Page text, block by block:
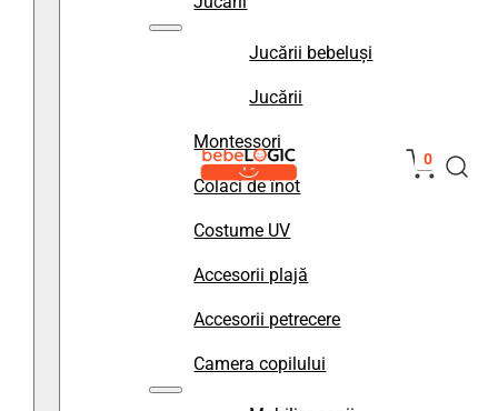
Jucării bebeluși
Jucării
Montessori
Colaci de înot
Costume UV
Accesorii plajă
Accesorii petrecere
Camera copilului
0